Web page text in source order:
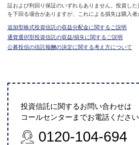
証および利回り保証のいずれもありません。投資し
を下回る場合がありますが、これによる損失は購入者
追加型株式投資信託の収益分配金に関するご説明
通貨選択型投資信託の収益/損失に関するご説明
公募投信の信託報酬の決定に関する考え方について
投資信託に関するお問い合わせは
コールセンターまでお電話ください
0120-104-694